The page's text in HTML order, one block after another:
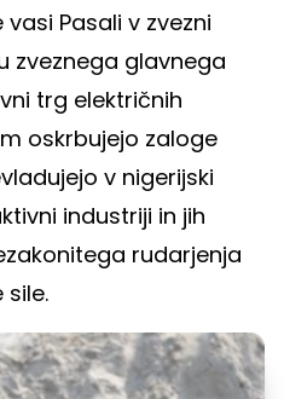
Pasali v zvezni
zveznega glavnega
trg električnih
oskrbujejo zaloge
v nigerijski
industriji in jih
rudarjenja
sile.